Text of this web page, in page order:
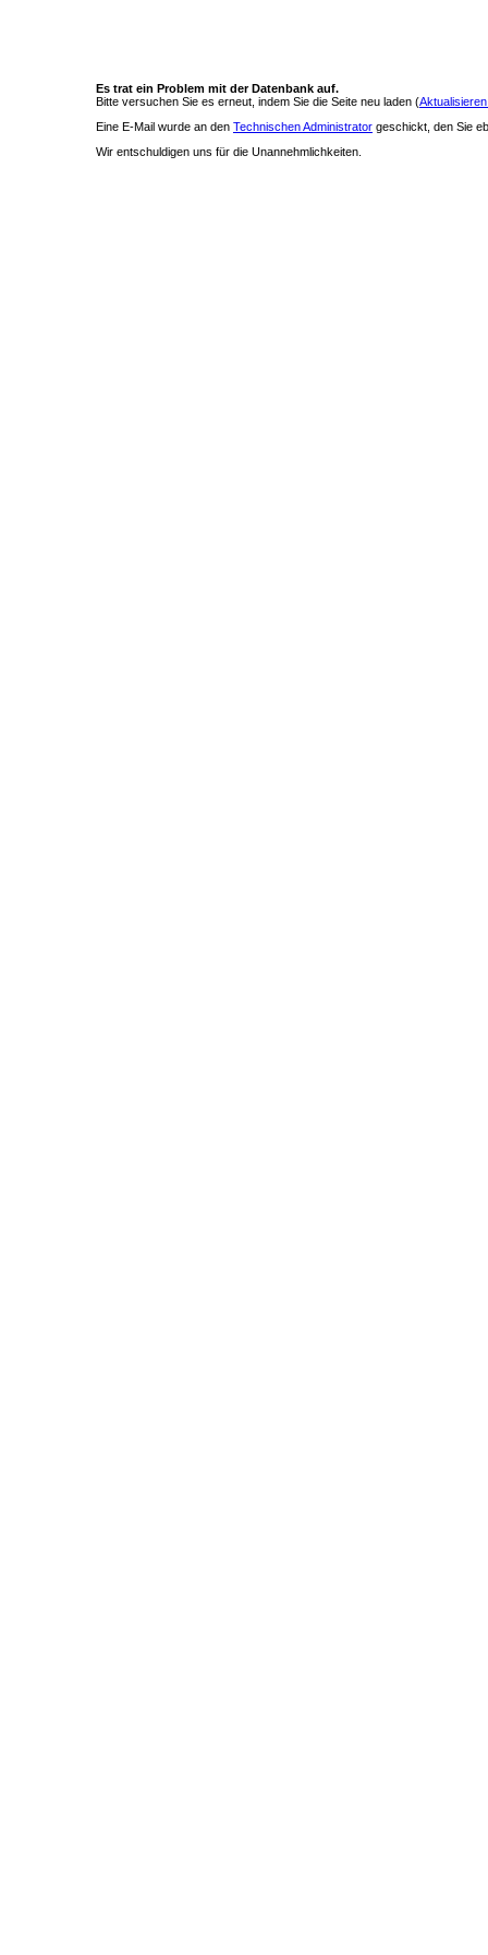
Es trat ein Problem mit der Datenbank auf.
Bitte versuchen Sie es erneut, indem Sie die Seite neu laden (
Eine E-Mail wurde an den Technischen Administrator geschickt, den Sie
Wir entschuldigen uns für die Unannehmlichkeiten.